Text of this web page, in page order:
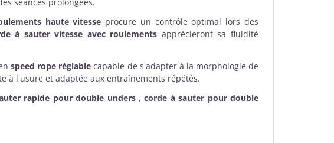
haute vitesse procure un contrôle optimal lors des
à sauter vitesse avec roulements apprécieront sa fluidité
speed rope réglable capable de s'adapter à la morphologie de
à l'usure et adaptée aux entraînements répétés.
rapide pour double unders,corde à sauter pour double